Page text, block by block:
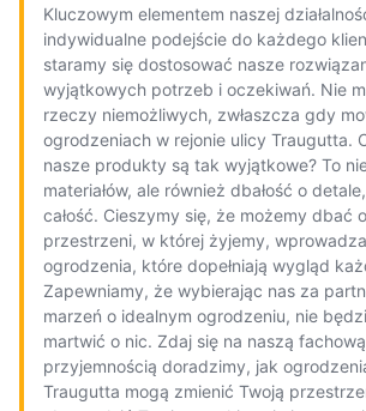
Kluczowym elementem naszej
indywidualne podejście do każdego
staramy się dostosować nasze
wyjątkowych potrzeb i oczekiwań. Nie
rzeczy niemożliwych, zwłaszcza gdy
ogrodzeniach w rejonie ulicy Traugutta.
nasze produkty są tak wyjątkowe? To
materiałów, ale również dbałość o
całość. Cieszymy się, że możemy dbać
przestrzeni, w której żyjemy,
ogrodzenia, które dopełniają wygląd
Zapewniamy, że wybierając nas za
marzeń o idealnym ogrodzeniu, nie
martwić o nic. Zdaj się na naszą
przyjemnością doradzimy, jak
Traugutta mogą zmienić Twoją